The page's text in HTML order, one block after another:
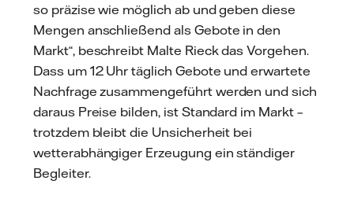
so präzise wie möglich ab und geben diese
Mengen anschließend als Gebote in den
Markt“, beschreibt Malte Rieck das Vorgehen.
Dass um 12 Uhr täglich Gebote und erwartete
Nachfrage zusammengeführt werden und sich
daraus Preise bilden, ist Standard im Markt –
trotzdem bleibt die Unsicherheit bei
wetterabhängiger Erzeugung ein ständiger
Begleiter.